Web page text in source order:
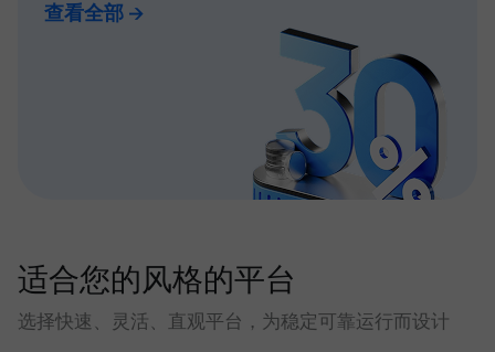
查看全部
适合您的风格的平台
选择快速、灵活、直观平台，为稳定可靠运行而设计